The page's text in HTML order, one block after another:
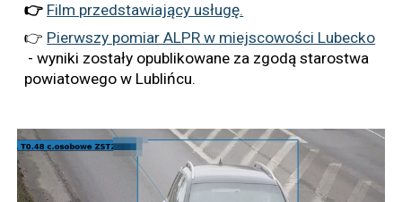
👉 Film przedstawiający usługę.
👉 Pierwszy pomiar ALPR w miejscowości Lubecko
- wyniki zostały opublikowane za zgodą starostwa
powiatowego w Lublińcu.